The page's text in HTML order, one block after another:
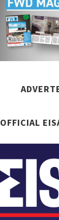
OFFICIAL